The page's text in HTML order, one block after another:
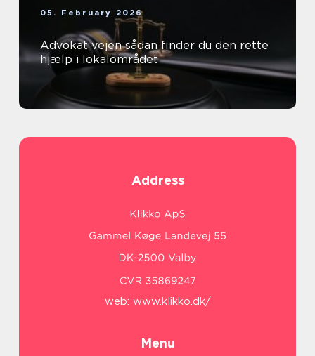
05. February 2026
Advokat vejen sådan finder du den rette
hjælp i lokalområdet
Address
web: www.klikko.dk/
Menu